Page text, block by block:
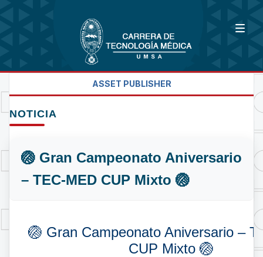
ASSET PUBLISHER
NOTICIA
🏐 Gran Campeonato Aniversario
– TEC-MED CUP Mixto 🏐
🏐 Gran Campeonato Aniversario –
CUP Mixto 🏐